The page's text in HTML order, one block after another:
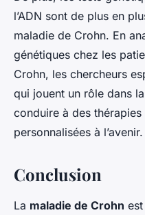
l’ADN sont de plus en
maladie de Crohn. En
génétiques chez les
Crohn, les chercheurs
qui jouent un rôle dans
conduire à des
personnalisées à l’avenir.
Conclusion
La maladie de Crohn